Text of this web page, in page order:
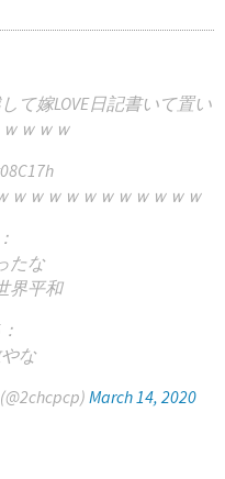
て嫁LOVE日記書いて置い
ｗｗｗ
ｗｗｗｗｗｗｗｗｗｗｗ
たな
界平和
な
March 14, 2020